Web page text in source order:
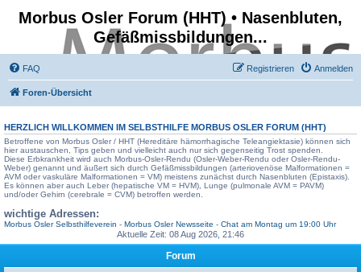
Morbus Osler Forum (HHT) • Nasenbluten,
Gefäßmissbildungen...
FAQ Anmelden
Registrieren
Foren-Übersicht
HERZLICH WILLKOMMEN IM SELBSTHILFE MORBUS OSLER FORUM (HHT)
Betroffene von Morbus Osler / HHT (Hereditäre hämorrhagische Teleangiektasie) können sich
hier austauschen, Tips geben und vielleicht auch nur sich gegenseitig Trost spenden.
Diese Erbkrankheit wird auch Morbus-Osler-Rendu (Osler-Weber-Rendu oder Osler-Rendu-
Weber) genannt und äußert sich durch Gefäßmissbildungen (arteriovenöse Malformationen =
AVM oder vaskuläre Malformationen = VM) meistens zunächst durch Nasenbluten (Epistaxis).
Es können aber auch Leber (hepatische VM = HVM), Lunge (pulmonale AVM = PAVM)
und/oder Gehirn (cerebrale = CVM) betroffen werden.
wichtige Adressen:
Morbus Osler Selbsthilfeverein - Morbus Osler Newsseite - Chat am Montag um 19:00 Uhr
Aktuelle Zeit: 08 Aug 2026, 21:46
Forum